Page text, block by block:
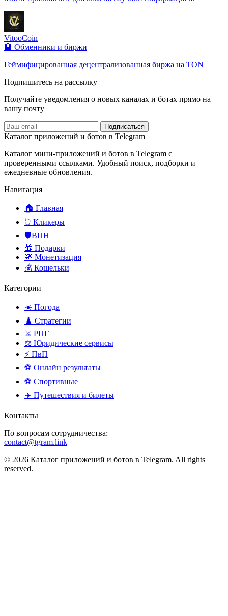
VitooCoin
🏦 Обменники и биржи
Геймифицированная децентрализованная биржа на TON
Подпишитесь на рассылку
Получайте уведомления о новых каналах и ботаx прямо на
вашу почту
Подписаться
Каталог приложений и ботов в Telegram
Каталог мини-приложений и ботов в Telegram с
проверенными ссылками. Удобный поиск, подборки и
ежедневные обновления.
Навигация
🏠 Главная
👆 Кликеры
🛡️ВПН
🎁 Подарки
💸 Монетизация
💰 Кошельки
Категории
☀️ Погода
♟️ Стратегии
⚔️ РПГ
⚖️ Юридические сервисы
⚡ ПвП
⚽ Онлайн результаты
⚽ Спортивные
✈️ Путешествия и билеты
Контакты
По вопросам сотрудничества:
contact@tgram.link
© 2026 Каталог приложений и ботов в Telegram. All rights
reserved.